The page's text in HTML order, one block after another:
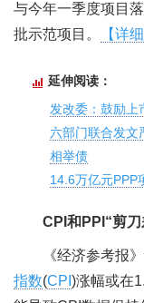
与今年一季度项目
批示范项目。
【详细
延伸阅读：
发改委：鼓励上
六部门联合发文
相举债
14.6万亿元PPP
CPI和PPI“剪
《经济参考报
指数(CPI )涨幅或在